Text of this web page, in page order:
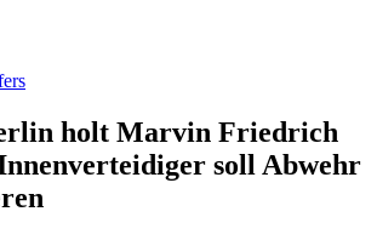
holt Marvin Friedrich
soll Abwehr